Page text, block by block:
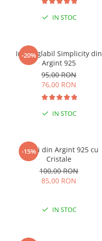
IN STOC
-20%
Inel reglabil Simplicity din
Argint 925
95,00 RON
76,00 RON
IN STOC
-15%
Cercei din Argint 925 cu
Cristale
100,00 RON
85,00 RON
IN STOC